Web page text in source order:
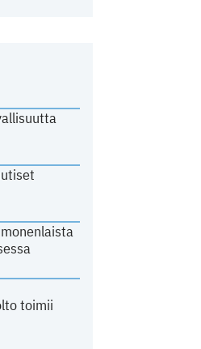
toimii